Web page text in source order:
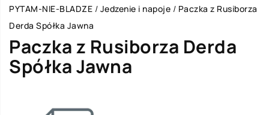
PYTAM-NIE-BLADZE / Jedzenie i napoje / Paczka z Rusiborza
Derda Spółka Jawna
Paczka z Rusiborza Derda
Spółka Jawna